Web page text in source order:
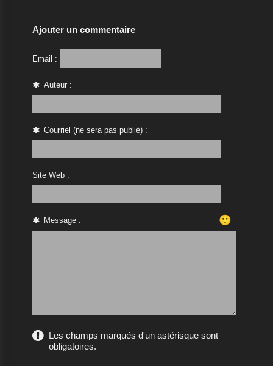
Ajouter un commentaire
Email :
Auteur :
Courriel (ne sera pas publié) :
Site Web :
Message : 🙂
Les champs marqués d'un astérisque sont
obligatoires.